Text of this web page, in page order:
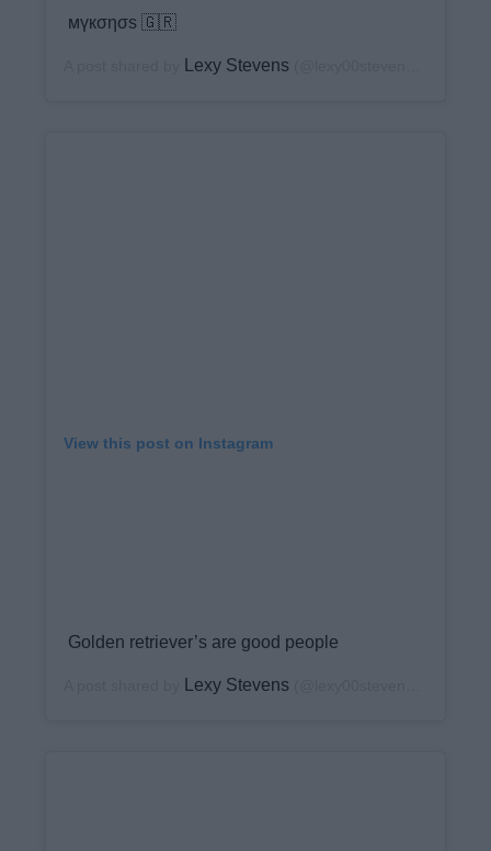
мүкσησs 🇬🇷
Lexy Stevens(@lexy00stevens) on
View this post on Instagram
Golden retriever’s are good people
Lexy Stevens(@lexy00stevens) on